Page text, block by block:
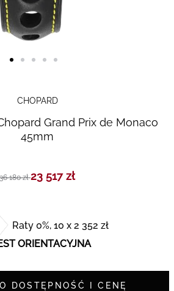
CHOPARD
Grand Prix de Monaco
45mm
36 180 zł 23 517 zł
Raty 0%, 10 x 2 352 zł
ORIENTACYJNA
DOSTĘPNOŚĆ I CENĘ